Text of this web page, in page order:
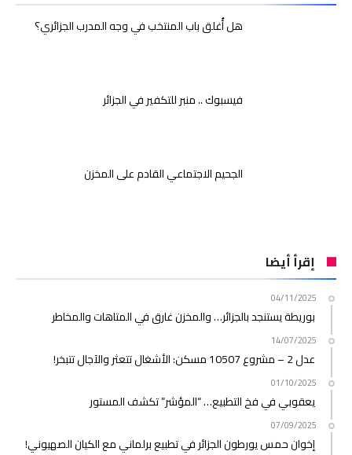
هل أُغلق باب المنتخب في وجه المدرب الجزائري؟
فيسبوك .. منبر للتكفير في الجزائر
الجحيم الاجتماعي القادم على المخزن
إقرأ أيضا
04/11/2025
بوريطة يستنجد بالجزائر… والمخزن غارق في المتاهات والمخاطر
14/07/2025
عدل 2 – مشروع 10507 مسكن: الأشغال تتعثر والآجال تتبخر!
01/10/2025
يعقوبي في فخ التطبيع… “المؤشر” تكشف المستور
07/09/2025
إخوان حمس يورطون الجزائر في تطبيع برلماني مع الكيان الصهيوني!